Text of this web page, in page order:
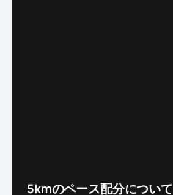
‍5kmのペース配分について